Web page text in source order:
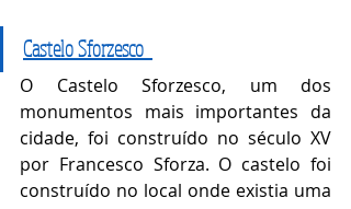
Castelo Sforzesco
O Castelo Sforzesco, um dos
monumentos mais importantes da
cidade, foi construído no século XV
por Francesco Sforza. O castelo foi
construído no local onde existia uma